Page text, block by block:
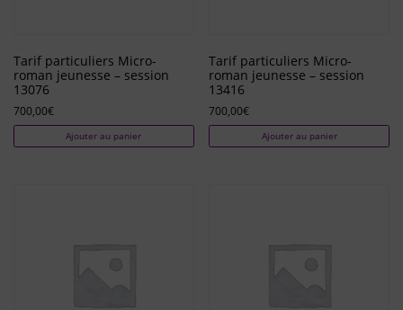
Tarif particuliers Micro-
roman jeunesse – session
13076
700,00€
Ajouter au panier
Tarif particuliers Micro-
roman jeunesse – session
13416
700,00€
Ajouter au panier